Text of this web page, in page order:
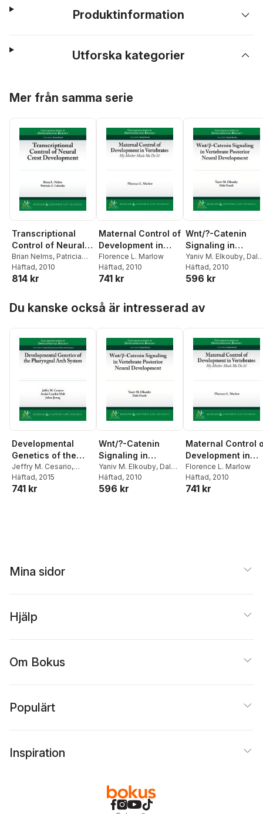
Produktinformation
Utforska kategorier
Mer från samma serie
Transcriptional
Control of Neural
Crest Development
Brian Nelms, Patricia
Labosky
Häftad, 2010
814 kr
Maternal Control of
Development in
Vertebrates
Florence L. Marlow
Häftad, 2010
741 kr
Wnt/?-Catenin
Signaling in
Vertebrate
Posterior Neural
Development
Yaniv M. Elkouby, Dale
Frank
Häftad, 2010
596 kr
Du kanske också är intresserad av
Developmental
Genetics of the
Pharyngeal Arch
System
Jeffry M. Cesario,
André Landin Malt
Juhee Jeong
Häftad, 2015
741 kr
Wnt/?-Catenin
Signaling in
Vertebrate
Posterior Neural
Development
Yaniv M. Elkouby, Dale
Frank
Häftad, 2010
596 kr
Maternal Control
Development in
Vertebrates
Florence L. Marlow
Häftad, 2010
741 kr
Mina sidor
Hjälp
Om Bokus
Populärt
Inspiration